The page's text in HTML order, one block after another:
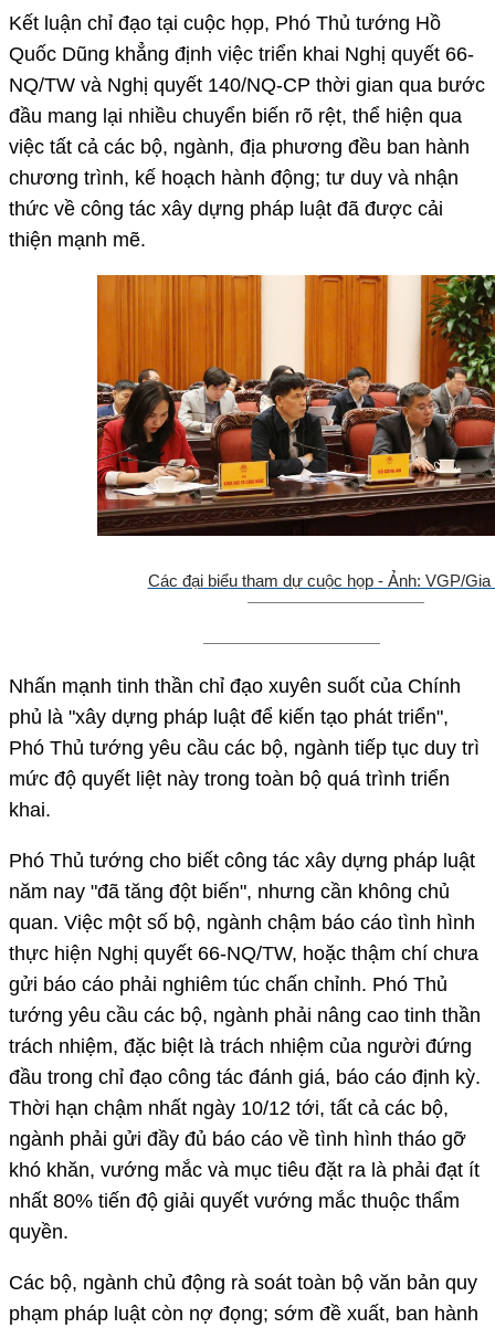
Kết luận chỉ đạo tại cuộc họp, Phó Thủ tướng Hồ
Quốc Dũng khẳng định việc triển khai Nghị quyết 66-
NQ/TW và Nghị quyết 140/NQ-CP thời gian qua bước
đầu mang lại nhiều chuyển biến rõ rệt, thể hiện qua
việc tất cả các bộ, ngành, địa phương đều ban hành
chương trình, kế hoạch hành động; tư duy và nhận
thức về công tác xây dựng pháp luật đã được cải
thiện mạnh mẽ.
Các đại biểu tham dự cuộc họp - Ảnh: VGP/Gia
Nhấn mạnh tinh thần chỉ đạo xuyên suốt của Chính
phủ là "xây dựng pháp luật để kiến tạo phát triển",
Phó Thủ tướng yêu cầu các bộ, ngành tiếp tục duy trì
mức độ quyết liệt này trong toàn bộ quá trình triển
khai.
Phó Thủ tướng cho biết công tác xây dựng pháp luật
năm nay "đã tăng đột biến", nhưng cần không chủ
quan. Việc một số bộ, ngành chậm báo cáo tình hình
thực hiện Nghị quyết 66-NQ/TW, hoặc thậm chí chưa
gửi báo cáo phải nghiêm túc chấn chỉnh. Phó Thủ
tướng yêu cầu các bộ, ngành phải nâng cao tinh thần
trách nhiệm, đặc biệt là trách nhiệm của người đứng
đầu trong chỉ đạo công tác đánh giá, báo cáo định kỳ.
Thời hạn chậm nhất ngày 10/12 tới, tất cả các bộ,
ngành phải gửi đầy đủ báo cáo về tình hình tháo gỡ
khó khăn, vướng mắc và mục tiêu đặt ra là phải đạt ít
nhất 80% tiến độ giải quyết vướng mắc thuộc thẩm
quyền.
Các bộ, ngành chủ động rà soát toàn bộ văn bản quy
phạm pháp luật còn nợ đọng; sớm đề xuất, ban hành